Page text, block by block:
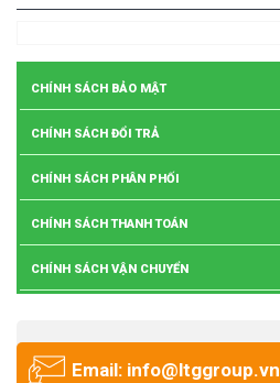
CHÍNH SÁCH BẢO MẬT
CHÍNH SÁCH ĐỔI TRẢ
CHÍNH SÁCH PHÂN PHỐI
CHÍNH SÁCH THANH TOÁN
CHÍNH SÁCH VẬN CHUYỂN
Email: info@ltggroup.vn